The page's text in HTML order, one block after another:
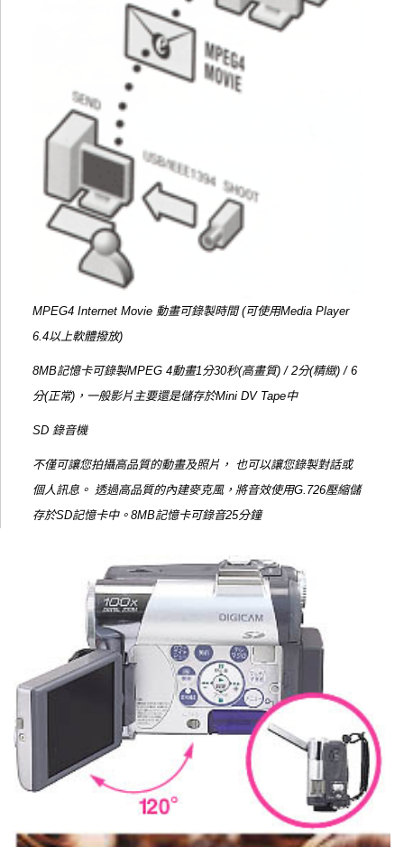
MPEG4 Internet Movie 動畫可錄製時間 (可使用Media Player
6.4以上軟體撥放)
8MB記憶卡可錄製MPEG 4動畫1分30秒(高畫質) / 2分(精緻) / 6
分(正常)，一般影片主要還是儲存於Mini DV Tape中
SD 錄音機
不僅可讓您拍攝高品質的動畫及照片， 也可以讓您錄製對話或
個人訊息。 透過高品質的內建麥克風，將音效使用G.726壓縮儲
存於SD記憶卡中。8MB記憶卡可錄音25分鐘